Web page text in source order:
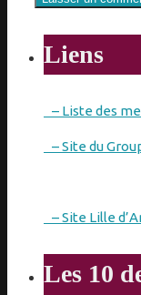
Liens
– Liste des
– Site du
– Site Lille
Les 10